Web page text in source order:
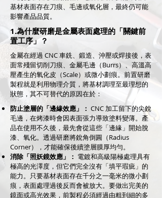
基材表面存在刀痕、毛邊或氧化層，最終仍可能
影響產品品質。
1.為什麼研磨是金屬表面處理的「關鍵前
置工序」？
金屬在經過 CNC 車銑、鍛造、沖壓或焊接後，表
面常殘留切削刀痕、金屬毛邊（Burrs）、高溫高
壓產生的氧化皮（Scale）或微小劃痕。前置研磨
製程就是利用物理介質，將基材調理至最理想的
狀態，其不可替代的原因在於：
防止塗層的「邊緣效應」： CNC 加工留下的尖銳
毛邊，在烤漆時會因表面張力導致塗料變薄。產
品在使用不久後，最先會從這些「邊緣」開始脫
漆、氧化。透過研磨將銳角倒圓（Radius
Corner），才能確保後續塗層膜厚均勻。
消除「照妖鏡效應」： 電鍍和高級陽極處理具有
極高的光澤度，但它們完全沒有「填平瑕疵」的
能力。只要基材表面存在千分之一毫米的微小劃
痕，表面處理過後反而會被放大。要做出完美的
鏡面或高光效果，前製程必須經過由粗到細的多